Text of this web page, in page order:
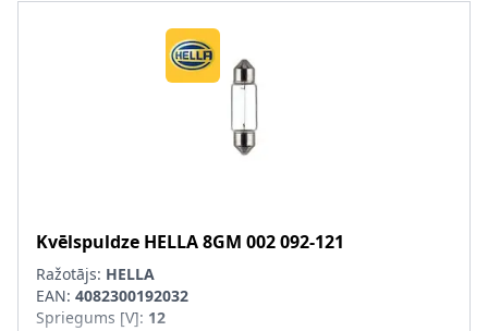
Kvēlspuldze HELLA8GM 002 092-121
Ražotājs: HELLA
EAN: 4082300192032
Spriegums [V]: 12